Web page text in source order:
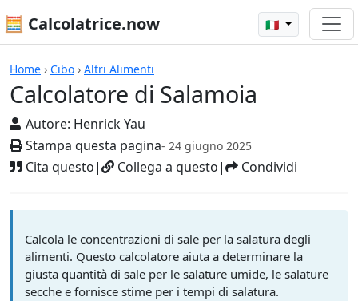
🧮 Calcolatrice.now 🇮🇹
Home › Cibo › Altri Alimenti
Calcolatore di Salamoia
Autore: Henrick Yau
Stampa questa pagina- 24 giugno 2025
Cita questo| Collega a questo| Condividi
Calcolatrici
Calcola le concentrazioni di sale per la salatura degli
alimenti. Questo calcolatore aiuta a determinare la
giusta quantità di sale per le salature umide, le salature
secche e fornisce stime per i tempi di salatura.